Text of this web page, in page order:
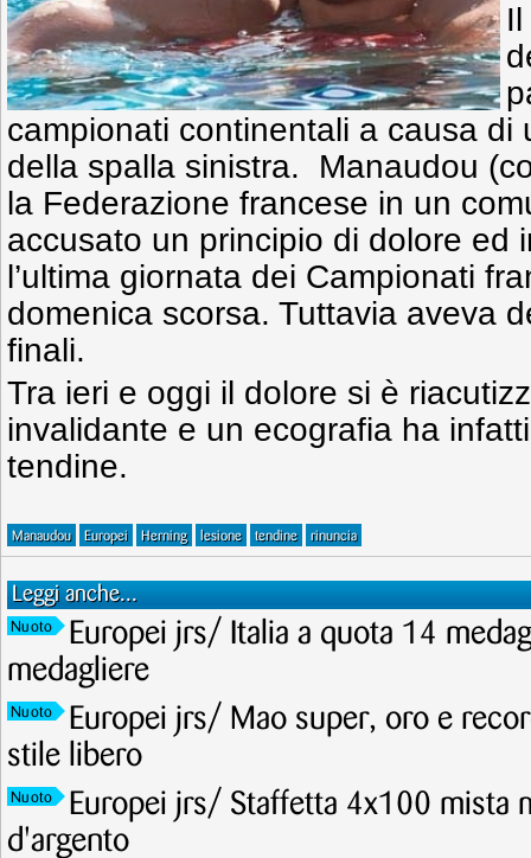
campionati continentali a causa di
della spalla sinistra. Manaudou
la Federazione francese in un
accusato un principio di dolore ed
l’ultima giornata dei Campionati
domenica scorsa. Tuttavia aveva
finali.
Tra ieri e oggi il dolore si è
invalidante e un ecografia ha
tendine.
Manaudou Europei Herning lesione tendine rinuncia
Leggi anche...
Nuoto
Europei jrs/ Italia a quota 14
medagliere
Nuoto
Europei jrs/ Mao super, oro e
stile libero
Nuoto
Europei jrs/ Staffetta 4x100 mista
d'argento